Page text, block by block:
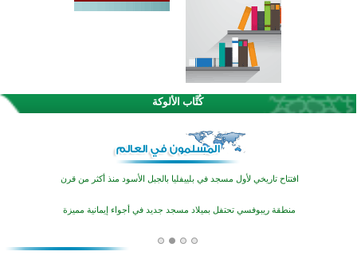
كُتَّاب الألوكة
اختتام الدورة التاسعة لمسابقة حفظ وتلاوة القرآن الكريم في أزناكاييف
تيسليتش تختتم برنامجا تعليميا لتعزيز القيم وبناء الشخصية للشباب المسلمين
اختتام منافسات قرآنية متميزة في بنغلاديش بمشاركة 3000 متسابق
افتتاح تاريخي لأول مسجد في بلييفليا بالجبل الأسود منذ أكثر من قرن
منطقة ريبوفسي تحتفل بميلاد مسجد جديد في أجواء إيمانية مميزة
أكبر مشروع إسلامي في ريف أستراليا يفتتح أبوابه بعد سنوات من العمل والعطاء